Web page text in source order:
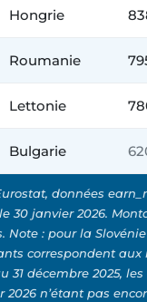
Hongrie
Roumanie
Lettonie
Bulgarie
données
30 janvier 2026.
Note : pour la Slovénie
correspondent aux
31 décembre 2025,
2026 n’étant pas